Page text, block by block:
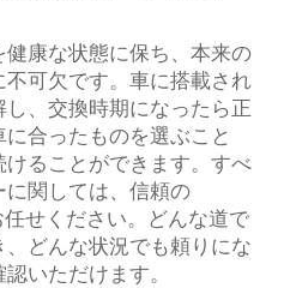
康な状態に保ち、本来の
可欠です。車に搭載され
、交換時期になったら正
合ったものを選ぶこと
ることができます。すべ
関しては、信頼の
せください。どんな道で
どんな状況でも頼りにな
いただけます。